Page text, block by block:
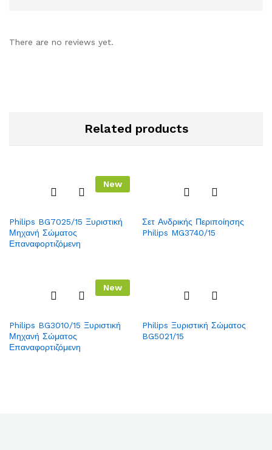
There are no reviews yet.
Related products
New
to
Wish
list
Philips BG7025/15 Ξυριστική
Μηχανή Σώματος
Επαναφορτιζόμενη
to
Wish
Σετ Ανδρικής Περιποίησης
Philips MG3740/15
New
to
Wish
list
Philips BG3010/15 Ξυριστική
Μηχανή Σώματος
Επαναφορτιζόμενη
to
Philips Ξυριστική Σώματος
BG5021/15